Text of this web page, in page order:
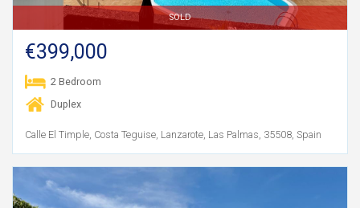
SOLD
€399,000
2 Bedroom
Duplex
Calle El Timple, Costa Teguise, Lanzarote, Las Palmas, 35508, Spain